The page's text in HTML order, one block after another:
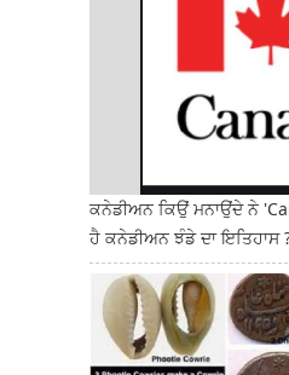
ਕਨੇਡੀਅਨ ਕਿਉਂ ਮਨਾਉਂਦੇ ਨੇ
ਹੈ ਕਨੇਡੀਅਨ ਝੰਡੇ ਦਾ ਇਤਿਹਾਸ